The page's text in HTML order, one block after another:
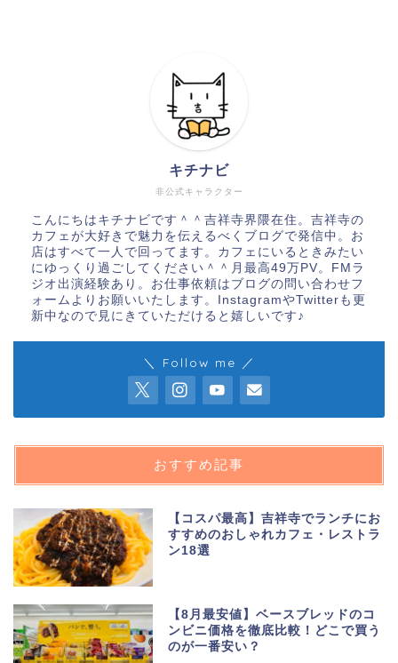
非公式キャラクター
キチナビ
こんにちはキチナビです＾＾吉祥寺界隈在住。吉祥寺の
カフェが大好きで魅力を伝えるべくブログで発信中。お
店はすべて一人で回ってます。カフェにいるときみたい
にゆっくり過ごしてください＾＾月最高49万PV。FMラ
ジオ出演経験あり。お仕事依頼はブログの問い合わせフ
ォームよりお願いいたします。InstagramやTwitterも更
新中なので見にきていただけると嬉しいです♪
＼ Follow me ／
おすすめ記事
【コスパ最高】吉祥寺でランチにお
すすめのおしゃれカフェ・レストラ
ン18選
【8月最安値】ベースブレッドのコ
ンビニ価格を徹底比較！どこで買う
のが一番安い？